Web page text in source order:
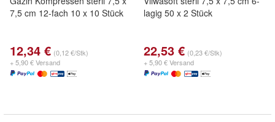
7,5 cm 12-fach 10 x 10 Stück
12,34 € (0,12 €/Stk)
+ 5,90 € Versand
lagig 50 x 2 Stück
22,53 € (0,23 €/Stk)
+ 5,90 € Versand